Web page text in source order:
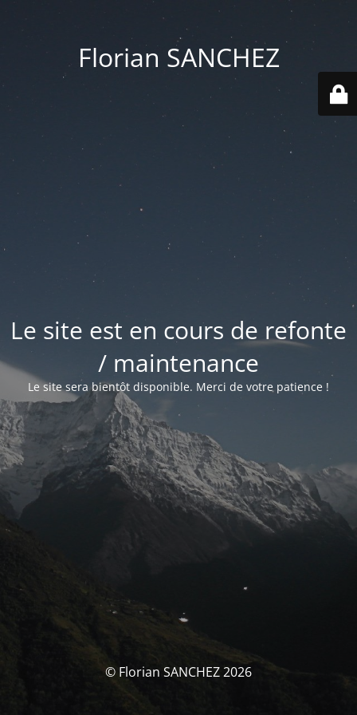
Florian SANCHEZ
Le site est en cours de refonte
/ maintenance
Le site sera bientôt disponible. Merci de votre patience !
© Florian SANCHEZ 2026